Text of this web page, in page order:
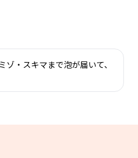
・スキマまで泡が届いて、